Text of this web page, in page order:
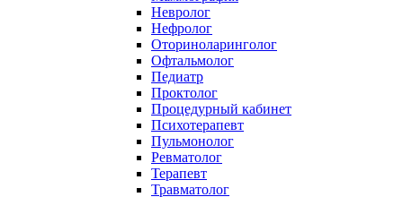
Невролог
Нефролог
Оториноларинголог
Офтальмолог
Педиатр
Проктолог
Процедурный кабинет
Психотерапевт
Пульмонолог
Ревматолог
Терапевт
Травматолог